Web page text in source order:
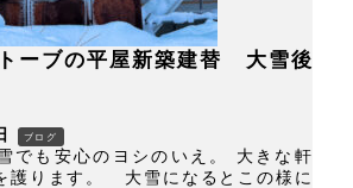
ーブの平屋新築建替 大雪後
ブログ
でも安心のヨシのいえ。 大きな軒
護ります。 大雪になるとこの様に